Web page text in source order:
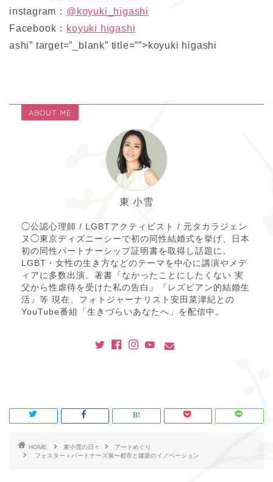
instagram： @koyuki_higashi
Facebook： koyuki higashi
ashi” target=”_blank” title=””>koyuki higashi
ABOUT ME
東 小雪
◯公認心理師 / LGBTアクティビスト / 元タカラジェン
ヌ◯東京ディズニーシーで初の同性結婚式を挙げ、日本
初の同性パートナーシップ証明書を取得し話題に。
LGBT・女性の生き方などのテーマを中心に講演やメデ
ィアに多数出演。著書『なかったことにしたくない 実
父から性虐待を受けた私の告白』『レズビアン的結婚生
活』等 現在、フォトジャーナリスト安田菜津紀との
YouTube番組「生きづらいあなたへ」を配信中。
HOME 東小雪の日々
アートめぐり
フォスター＋パートナーズ展〜都市と建築のイノベーション